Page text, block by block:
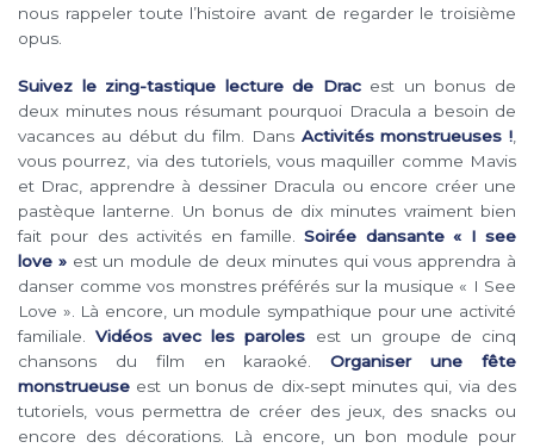
nous rappeler toute l’histoire avant de regarder le troisième
opus.
Suivez le zing-tastique lecture de Dracest un bonus de
deux minutes nous résumant pourquoi Dracula a besoin de
vacances au début du film. Dans Activités monstrueuses !,
vous pourrez, via des tutoriels, vous maquiller comme Mavis
et Drac, apprendre à dessiner Dracula ou encore créer une
pastèque lanterne. Un bonus de dix minutes vraiment bien
fait pour des activités en famille.Soirée dansante « I see
love »est un module de deux minutes qui vous apprendra à
danser comme vos monstres préférés sur la musique « I See
Love ». Là encore, un module sympathique pour une activité
familiale.Vidéos avec les paroles est un groupe de cinq
chansons du film en karaoké.Organiser une fête
monstrueuse est un bonus de dix-sept minutes qui, via des
tutoriels, vous permettra de créer des jeux, des snacks ou
encore des décorations. Là encore, un bon module pour